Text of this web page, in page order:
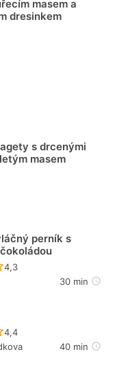
masem a
dresinkem
s drcenými
masem
perník s
Recept ještě nebyl
4,3
30 min
Recept ještě nebyl
4,4
40 min